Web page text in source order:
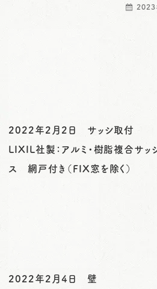
2023
2022年2月2日 サッシ取付
LIXIL社製：アルミ・樹脂複合サッ
ス 網戸付き（FIX窓を除く）
2022年2月4日 壁